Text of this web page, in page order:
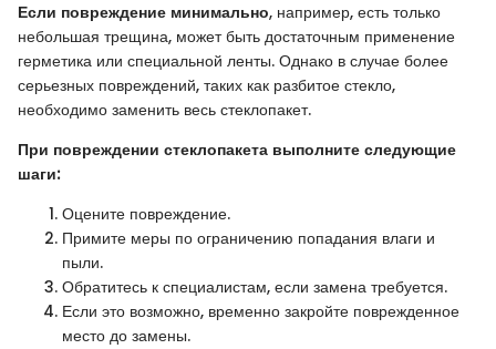
Если повреждение минимально, например, есть только
небольшая трещина, может быть достаточным применение
герметика или специальной ленты. Однако в случае более
серьезных повреждений, таких как разбитое стекло,
необходимо заменить весь стеклопакет.
При повреждении стеклопакета выполните следующие
шаги:
Оцените повреждение.
Примите меры по ограничению попадания влаги и
пыли.
Обратитесь к специалистам, если замена требуется.
Если это возможно, временно закройте поврежденное
место до замены.